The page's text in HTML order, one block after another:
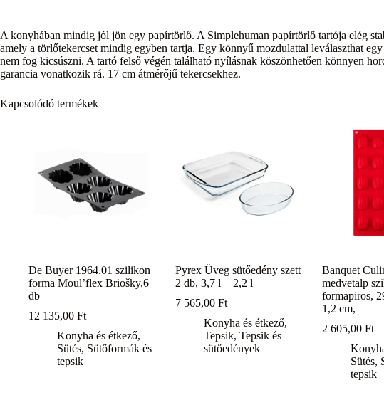
A konyhában mindig jól jön egy papírtörlő. A Simplehuman papírtörlő tartója elég
amely a törlőtekercset mindig egyben tartja. Egy könnyű mozdulattal leválaszthat
nem fog kicsúszni. A tartó felső végén található nyílásnak köszönhetően könnyen
garancia vonatkozik rá. 17 cm átmérőjű tekercsekhez.
Kapcsolódó termékek
De Buyer 1964.01 szilikon
forma Moul’flex Briošky,6
db
12 135,00 Ft
Konyha és étkező,
Sütés, Sütőformák és
tepsik
Pyrex Üveg sütőedény szett
2 db, 3,7 l + 2,2 l
7 565,00Ft
Konyha és étkező,
Tepsik,Tepsik és
sütőedények
Banquet
medvetalp
formapiros,
1,2 cm,
2 605,00Ft
Sütés,
tepsik